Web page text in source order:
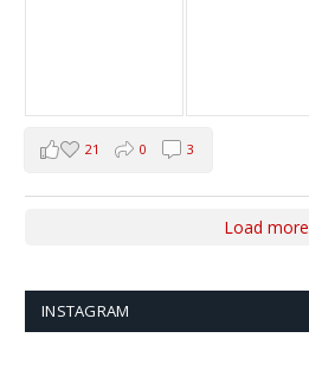
21 0 3
Load more
INSTAGRAM